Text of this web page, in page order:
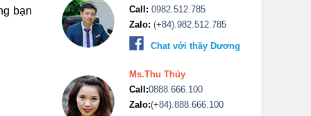
bạn
Call: 0982.512.785
Zalo: (+84).982.512.785
Chat với thầy Dương
Ms.Thu Thủy
Call:0888.666.100
Zalo:(+84).888.666.100